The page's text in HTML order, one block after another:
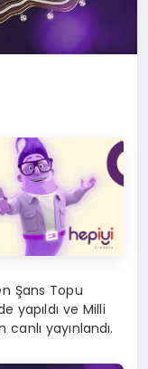
Şans Topu
yapıldı ve Milli
yayınlandı.